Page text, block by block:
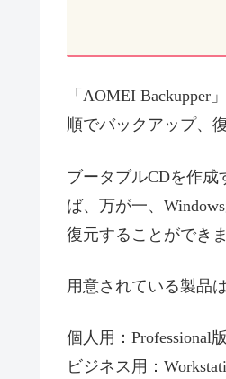
「AOMEI
順でバックアップ、
ブータブルCDを作
ば、万が一、
復元することができま
用意されている製品
個人用：Professional版
ビジネス用：